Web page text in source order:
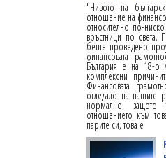
"Нивото на
отношение на
относително по-
връстници по света.
беше проведено
финансовата
България е на 18-о
комплексни
Финансовата
огледало на нашите
нормално,
отношението към
парите си, това е